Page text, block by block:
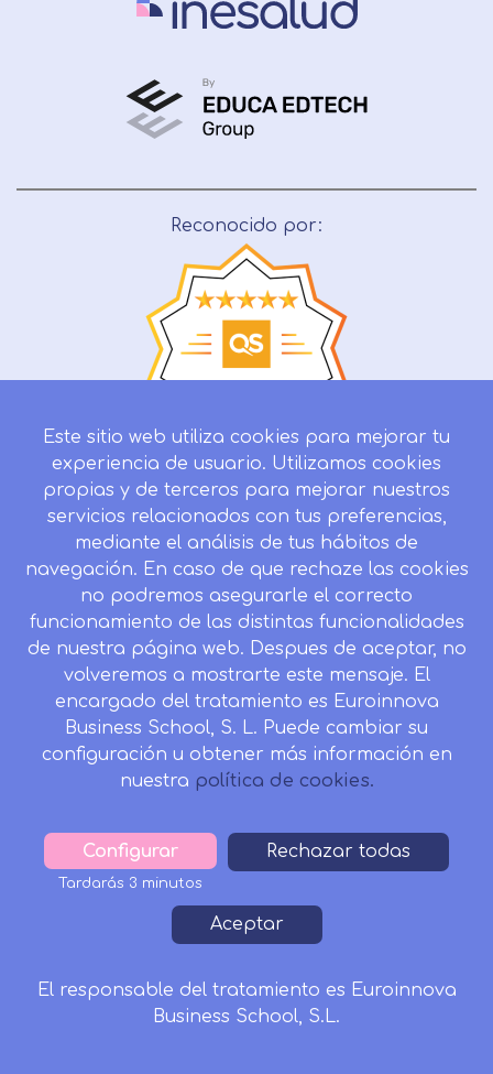
Reconocido por:
MASTERS
Master de Enfermería
Master de Farmacia
Master de Fisioterapia
Master de Medicina
Master de Nutrición
Master de Psicología
Master de Veterinaria
Master de TCAE
Este sitio web utiliza cookies para mejorar tu
experiencia de usuario. Utilizamos cookies
propias y de terceros para mejorar nuestros
servicios relacionados con tus preferencias,
mediante el análisis de tus hábitos de
navegación. En caso de que rechaze las cookies
no podremos asegurarle el correcto
funcionamiento de las distintas funcionalidades
de nuestra página web. Despues de aceptar, no
volveremos a mostrarte este mensaje. El
encargado del tratamiento es Euroinnova
Business School, S. L. Puede cambiar su
configuración u obtener más información en
nuestra política de cookies.
Configurar
Tardarás 3 minutos
Rechazar todas
Aceptar
Withdraw
consent
El responsable del tratamiento es Euroinnova
Business School, S.L.